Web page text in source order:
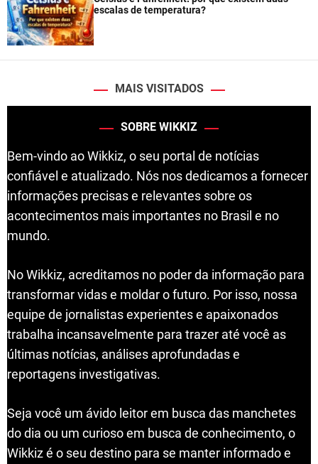
escalas de temperatura?
MAIS VISITADOS
SOBRE WIKKIZ
Bem-vindo ao Wikkiz, o seu portal de notícias
confiável e atualizado. Nós nos dedicamos a fornecer
informações precisas e relevantes sobre os
acontecimentos mais importantes no Brasil e no
mundo.
No Wikkiz, acreditamos no poder da informação para
transformar vidas e moldar o futuro. Por isso, nossa
equipe de jornalistas experientes e apaixonados
trabalha incansavelmente para trazer até você as
últimas notícias, análises aprofundadas e
reportagens investigativas.
Seja você um ávido leitor em busca das manchetes
do dia ou um curioso em busca de conhecimento, o
Wikkiz é o seu destino para se manter informado e